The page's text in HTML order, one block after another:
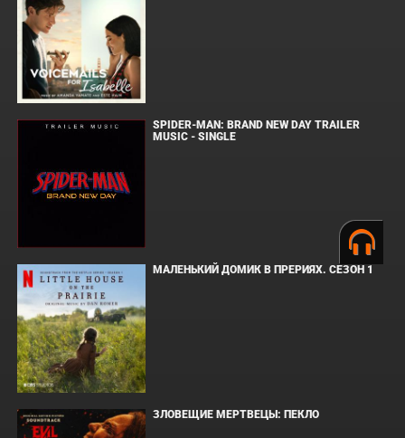
SPIDER-MAN: BRAND NEW DAY TRAILER
MUSIC - SINGLE
МАЛЕНЬКИЙ ДОМИК В ПРЕРИЯХ. СЕЗОН 1
ЗЛОВЕЩИЕ МЕРТВЕЦЫ: ПЕКЛО